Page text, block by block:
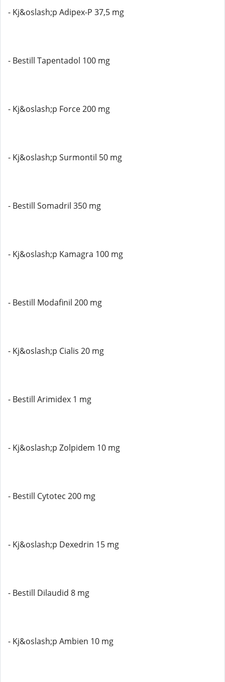
- Kj&oslash;p Adipex-P 37,5 mg
- Bestill Tapentadol 100 mg
- Kj&oslash;p Force 200 mg
- Kj&oslash;p Surmontil 50 mg
- Bestill Somadril 350 mg
- Kj&oslash;p Kamagra 100 mg
- Bestill Modafinil 200 mg
- Kj&oslash;p Cialis 20 mg
- Bestill Arimidex 1 mg
- Kj&oslash;p Zolpidem 10 mg
- Bestill Cytotec 200 mg
- Kj&oslash;p Dexedrin 15 mg
- Bestill Dilaudid 8 mg
- Kj&oslash;p Ambien 10 mg